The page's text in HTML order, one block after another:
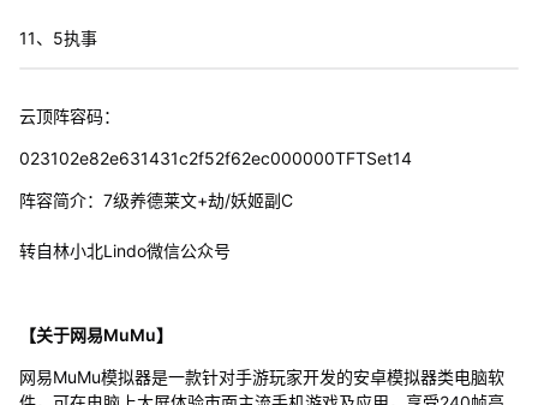
11、5执事
云顶阵容码：
023102e82e631431c2f52f62ec000000TFTSet14
阵容简介：7级养德莱文+劫/妖姬副C
转自林小北Lindo微信公众号
【关于网易MuMu】
网易MuMu模拟器是一款针对手游玩家开发的安卓模拟器类电脑软